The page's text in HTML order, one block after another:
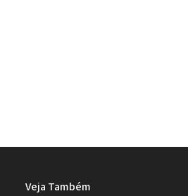
Veja Também